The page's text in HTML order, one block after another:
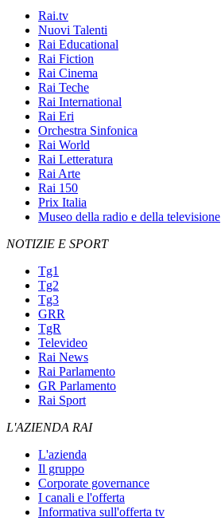
Rai.tv
Nuovi Talenti
Rai Educational
Rai Fiction
Rai Cinema
Rai Teche
Rai International
Rai Eri
Orchestra Sinfonica
Rai World
Rai Letteratura
Rai Arte
Rai 150
Prix Italia
Museo della radio e della televisione
NOTIZIE E SPORT
Tg1
Tg2
Tg3
GRR
TgR
Televideo
Rai News
Rai Parlamento
GR Parlamento
Rai Sport
L'AZIENDA RAI
L'azienda
Il gruppo
Corporate governance
I canali e l'offerta
Informativa sull'offerta tv